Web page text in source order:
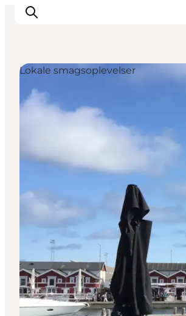
Oplevelser og aktiviteter
Planlæg din tur
Guides
Det sker
For børn
Lokale smagsoplevelser